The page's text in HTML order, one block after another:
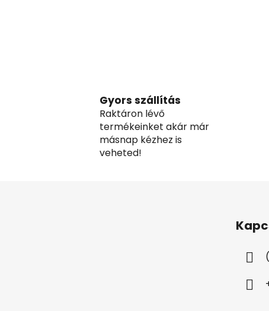
Gyors szállítás
Raktáron lévő
termékeinket akár már
másnap kézhez is
veheted!